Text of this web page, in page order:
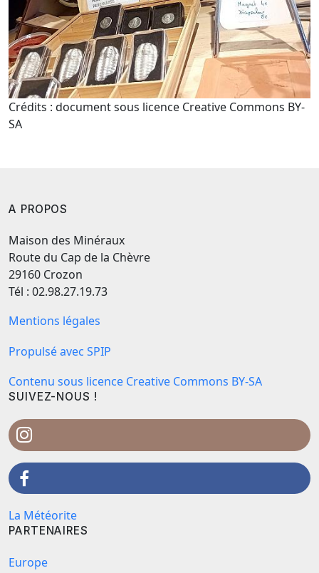
Crédits : document sous licence Creative Commons BY-
SA
A PROPOS
Maison des Minéraux
Route du Cap de la Chèvre
29160 Crozon
Tél : 02.98.27.19.73
Mentions légales
Propulsé avec SPIP
Contenu sous licence Creative Commons BY-SA
SUIVEZ-NOUS !
La Météorite
PARTENAIRES
Europe